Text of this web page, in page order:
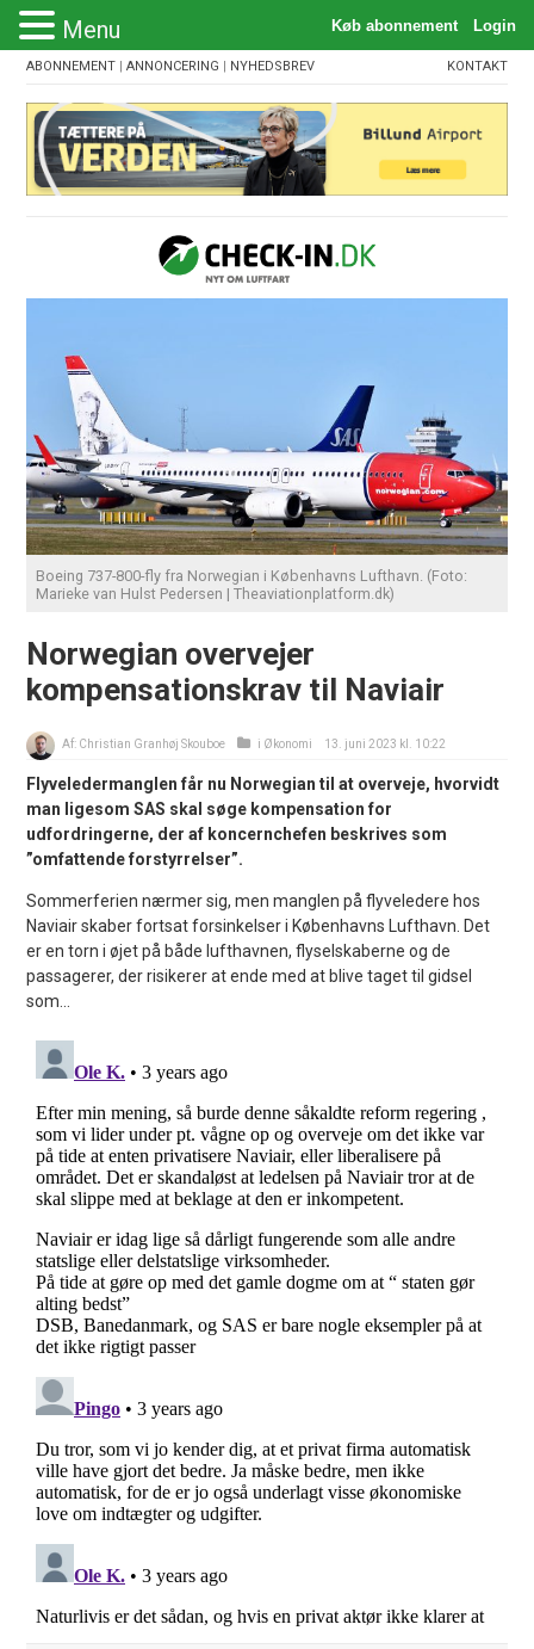
ABONNEMENT |ANNONCERING | NYHEDSBREV KONTAKT
Boeing 737-800-fly fra Norwegian i Københavns Lufthavn. (Foto:
Marieke van Hulst Pedersen | Theaviationplatform.dk)
Norwegian overvejer
kompensationskrav til Naviair
Af: Christian Granhøj Skouboe i Økonomi 13. juni 2023 kl. 10:22
Flyveledermanglen får nu Norwegian til at overveje, hvorvidt
man ligesom SAS skal søge kompensation for
udfordringerne, der af koncernchefen beskrives som
”omfattende forstyrrelser”.
Sommerferien nærmer sig, men manglen på flyveledere hos
Naviair skaber fortsat forsinkelser i Københavns Lufthavn. Det
er en torn i øjet på både lufthavnen, flyselskaberne og de
passagerer, der risikerer at ende med at blive taget til gidsel
som...
Menu